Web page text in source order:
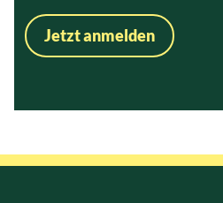
Jetzt anmelden